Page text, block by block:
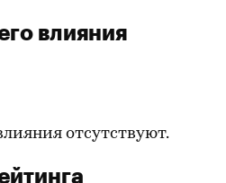
влияния
отсутствуют.